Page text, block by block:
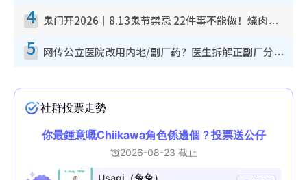
4 鬼门开2026｜8.13鬼节禁忌 22件事不能做！烧肉、刺身要少食？半夜勿吹口哨/打给个电话
5 网传公立医院改用内地/副厂药？医生拆解正副厂分别，揭4类人换药随时出事